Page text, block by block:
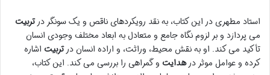
استاد مطهری در این کتاب، به نقد رویکردهای ناقص و یک سونگر درتربیت
می پردازد و بر لزوم نگاه جامع و متعادل به ابعاد مختلف وجودی انسان
تأکید می کند. او به نقش محیط، وراثت، و اراده انسان درتربیت اشاره
کرده و عوامل موثر درهدایت و گمراهی را بررسی می کند. این کتاب،